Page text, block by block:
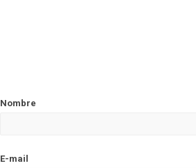
Nombre
E-mail